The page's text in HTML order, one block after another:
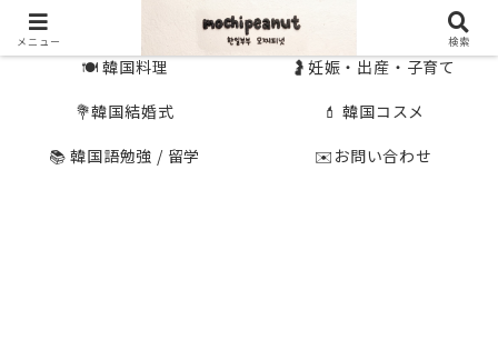
🍽 韓国料理
🤰妊娠・出産・子育て
💐韓国結婚式
💄 韓国コスメ
📚 韓国語勉強 / 留学
✉️お問い合わせ
メニュー 検索